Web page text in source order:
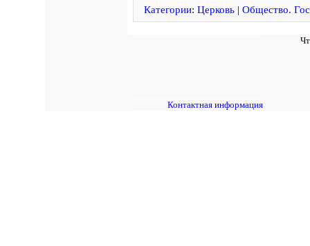
Категории: Церковь| Общество.
Контактная информация